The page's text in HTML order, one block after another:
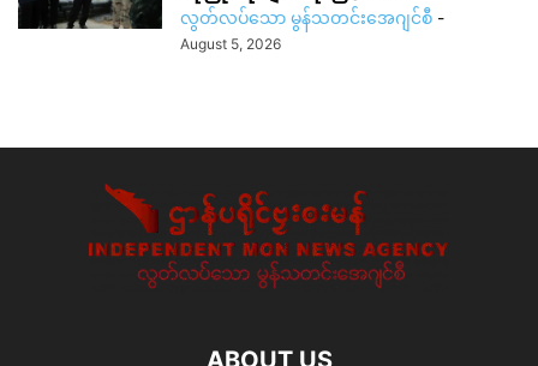
လွတ်လပ်သော မွန်သတင်းအေဂျင်စီ -
August 5, 2026
ABOUT US